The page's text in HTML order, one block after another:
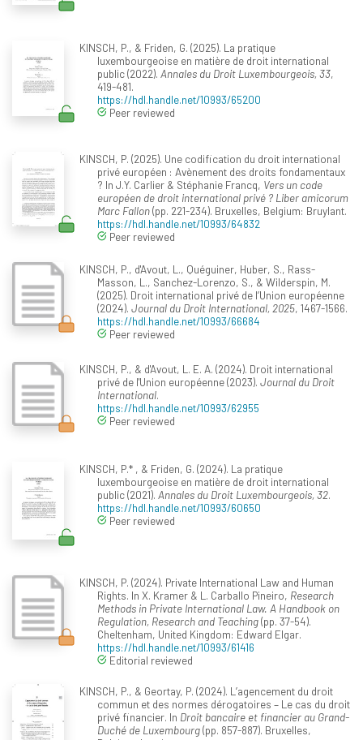
KINSCH, P., & Friden, G. (2025). La pratique
luxembourgeoise en matière de droit international
public (2022). Annales du Droit Luxembourgeois, 33,
419-481.
https://hdl.handle.net/10993/65200
Peer reviewed
KINSCH, P. (2025). Une codification du droit international
privé européen : Avènement des droits fondamentaux
? In J.Y. Carlier & Stéphanie Francq, Vers un code
européen de droit international privé ? Liber amicorum
Marc Fallon(pp. 221-234). Bruxelles, Belgium: Bruylant.
https://hdl.handle.net/10993/64832
Peer reviewed
KINSCH, P., d'Avout, L., Quéguiner, Huber, S., Rass-
Masson, L., Sanchez-Lorenzo, S., & Wilderspin, M.
(2025). Droit international privé de l’Union européenne
(2024). Journal du Droit International, 2025, 1467-1566.
https://hdl.handle.net/10993/66684
Peer reviewed
KINSCH, P., & d'Avout, L. E. A. (2024). Droit international
privé de l'Union européenne (2023). Journal du Droit
International.
https://hdl.handle.net/10993/62955
Peer reviewed
KINSCH, P.* , & Friden, G. (2024). La pratique
luxembourgeoise en matière de droit international
public (2021). Annales du Droit Luxembourgeois, 32.
https://hdl.handle.net/10993/60650
Peer reviewed
KINSCH, P. (2024). Private International Law and Human
Rights. In X. Kramer & L. Carballo Pineiro, Research
Methods in Private International Law. A Handbook on
Regulation, Research and Teaching(pp. 37-54).
Cheltenham, United Kingdom: Edward Elgar.
https://hdl.handle.net/10993/61416
Editorial reviewed
KINSCH, P., & Geortay, P. (2024). L’agencement du droit
commun et des normes dérogatoires – Le cas du droit
privé financier. In Droit bancaire et financier au Grand-
Duché de Luxembourg(pp. 857-887). Bruxelles,